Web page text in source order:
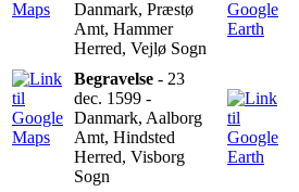
Danmark, Præstø
Amt, Hammer
Herred, Vejlø Sogn
Begravelse - 23
dec. 1599 -
Danmark, Aalborg
Amt, Hindsted
Herred, Visborg
Sogn